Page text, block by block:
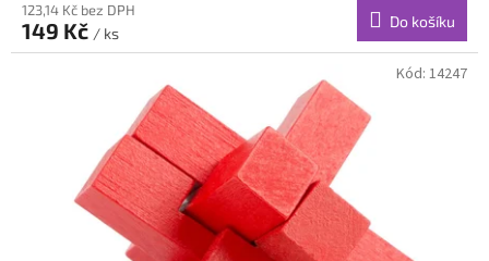
123,14 Kč bez DPH
149 Kč / ks
Do košíku
Kód: 14247